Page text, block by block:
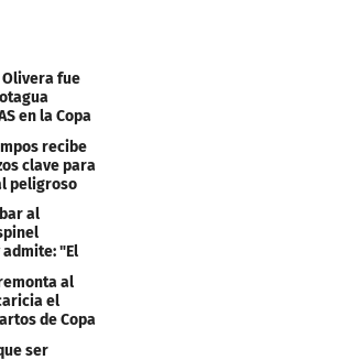
fue
en la Copa
recibe
clave para
peligroso
al
"El
corto"
al
el
de Copa
ser